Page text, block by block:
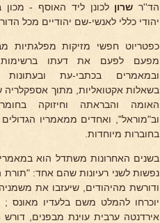
הד''ר שרון לכונן ליד האוסף - מכון
יהודי כללי לאנשי-שם יהודיים מכל
כפטריוט חפשי מזיקות מפלגתיות
מפעם לפעם את דעתו ברשימות
ובמאמרים בכתבי-עת ובעתונות
בשאלות אקטואליות, מתוך אספקלריה
האומה והבראתה וחיזוקה
וב"מוראל", ואחדים ממאמריו הגדולים
בחוברות מיוחדות.
בשנים האחרונות משתדל הוא
נפשות לשני רעיונות שהם אחד:
ודורשת מהיהודים, שיעזבו את
יוכרחו להמלט משם בלעדיו מאונס ;
אירדנטה ערבית עוינת מבפנים,